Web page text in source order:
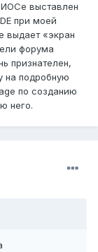
выставлен
при моей
выдает «экран
форума
признателен,
на подробную
по созданию
него.